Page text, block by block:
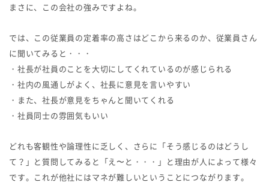
まさに、この会社の強みですよね。
では、この従業員の定着率の高さはどこから来るのか、従業員さん
に聞いてみると・・・
・社長が社員のことを大切にしてくれているのが感じられる
・社内の風通しがよく、社長に意見を言いやすい
・また、社長が意見をちゃんと聞いてくれる
・社員同士の雰囲気もいい
どれも客観性や論理性に乏しく、さらに「そう感じるのはどうし
て？」と質問してみると「え〜と・・・」と理由が人によって様々
です。これが他社にはマネが難しいということにつながります。